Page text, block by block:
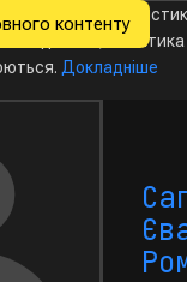
контенту
НовиниОлімпіади
Докладніше